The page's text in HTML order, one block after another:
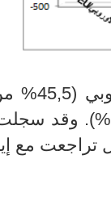
(45,5
%
%). وقد سجلت
تراجعت مع